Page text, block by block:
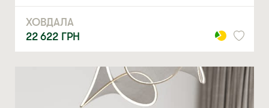
ХОВДАЛА
22 622 ГРН